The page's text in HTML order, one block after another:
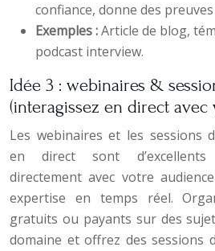
confiance, donne des preuves
Exemples :Article de blog,
podcast interview.
Idée 3 : webinaires &
(interagissez en direct
Les webinaires et les sessions
en direct sont d’excellents
directement avec votre
expertise en temps réel.
gratuits ou payants sur des
domaine et offrez des sessions